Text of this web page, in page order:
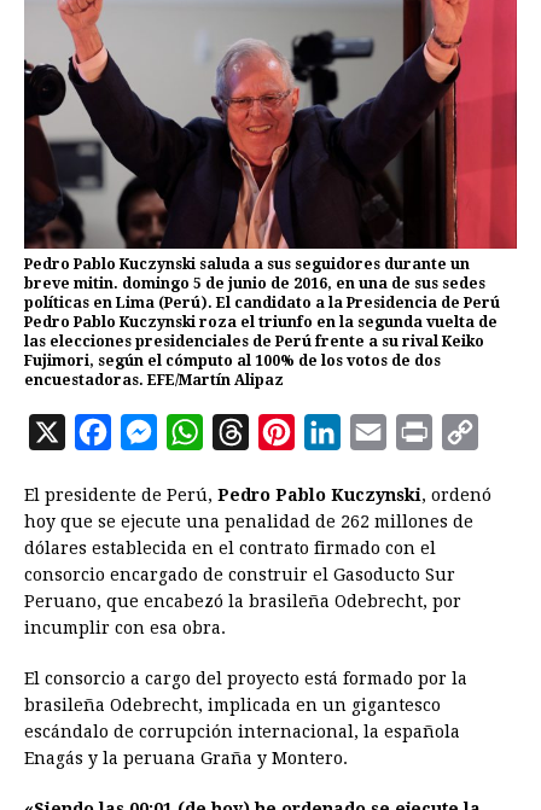
Pedro Pablo Kuczynski saluda a sus seguidores durante un
breve mitin. domingo 5 de junio de 2016, en una de sus sedes
políticas en Lima (Perú). El candidato a la Presidencia de Perú
Pedro Pablo Kuczynski roza el triunfo en la segunda vuelta de
las elecciones presidenciales de Perú frente a su rival Keiko
Fujimori, según el cómputo al 100% de los votos de dos
encuestadoras. EFE/Martín Alipaz
X
c
e
b
o
k
M
s
s
e
n
e
W
a
t
s
A
p
r
e
a
d
n
t
e
r
s
n
k
e
d
n
a
i
l
i
n
t
p
El presidente de Perú, Pedro Pablo Kuczynski, ordenó
hoy que se ejecute una penalidad de 262 millones de
dólares establecida en el contrato firmado con el
consorcio encargado de construir el Gasoducto Sur
Peruano, que encabezó la brasileña Odebrecht, por
incumplir con esa obra.
El consorcio a cargo del proyecto está formado por la
brasileña Odebrecht, implicada en un gigantesco
escándalo de corrupción internacional, la española
Enagás y la peruana Graña y Montero.